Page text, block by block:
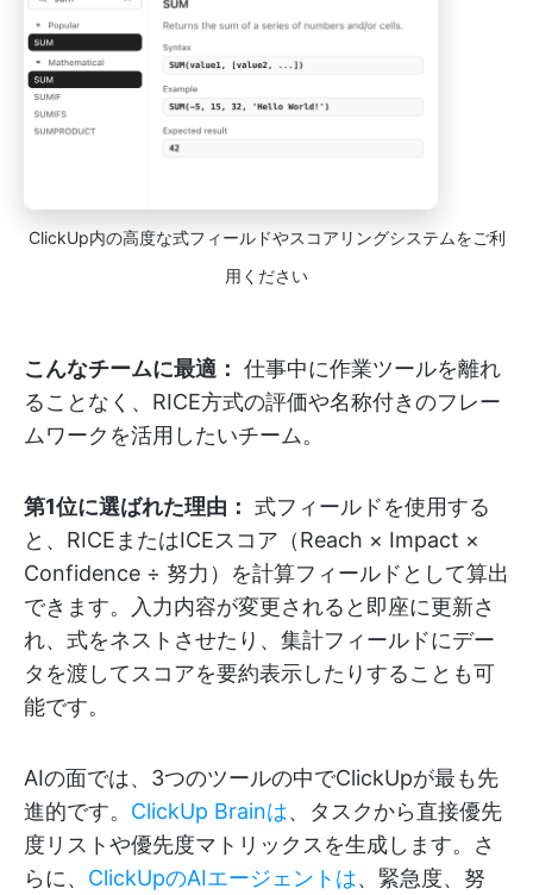
ClickUp内の高度な式フィールドやスコアリングシステムをご利
用ください
こんなチームに最適： 仕事中に作業ツールを離れ
ることなく、RICE方式の評価や名称付きのフレー
ムワークを活用したいチーム。
第1位に選ばれた理由： 式フィールドを使用する
と、RICEまたはICEスコア（Reach × Impact ×
Confidence ÷ 努力）を計算フィールドとして算出
できます。入力内容が変更されると即座に更新さ
れ、式をネストさせたり、集計フィールドにデー
タを渡してスコアを要約表示したりすることも可
能です。
AIの面では、3つのツールの中でClickUpが最も先
進的です。 ClickUp Brainは、タスクから直接優先
度リストや優先度マトリックスを生成します。さ
らに、 ClickUpのAIエージェントは、緊急度、努